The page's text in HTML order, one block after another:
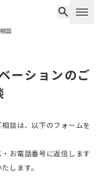
談
ーションのご
談は、以下のフォームを
お電話番号に返信します
します。